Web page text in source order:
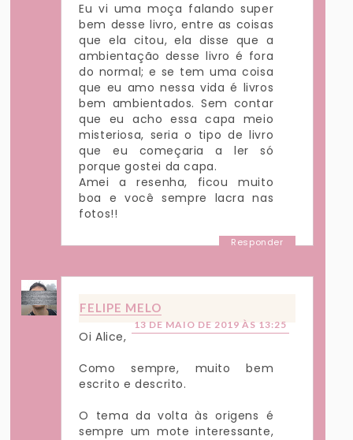
Eu vi uma moça falando super
bem desse livro, entre as coisas
que ela citou, ela disse que a
ambientação desse livro é fora
do normal; e se tem uma coisa
que eu amo nessa vida é livros
bem ambientados. Sem contar
que eu acho essa capa meio
misteriosa, seria o tipo de livro
que eu começaria a ler só
porque gostei da capa.
Amei a resenha, ficou muito
boa e você sempre lacra nas
fotos!!
Responder
FELIPE MELO
13 DE MAIO DE 2019 ÀS 13:25
Oi Alice,
Como sempre, muito bem
escrito e descrito.
O tema da volta às origens é
sempre um mote interessante,